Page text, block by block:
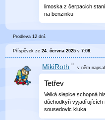
limoska z čerpacich
na benzinku
Prodleva 12 dní.
Příspěvek ze24. června 2025 v7:08
MikiRoth v něm
Tetřev
Velká slepice schopná
důchodkyň vyjadřujících
sousedovic kluka